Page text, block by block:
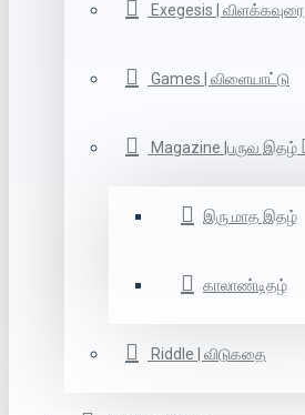
Exegesis | விளக்கவுரை
Games | விளையாட்டு
Magazine |பருவ இதழ்
இரு மாத இதழ்
காலாண்டிதழ்
Riddle | விடுகதை